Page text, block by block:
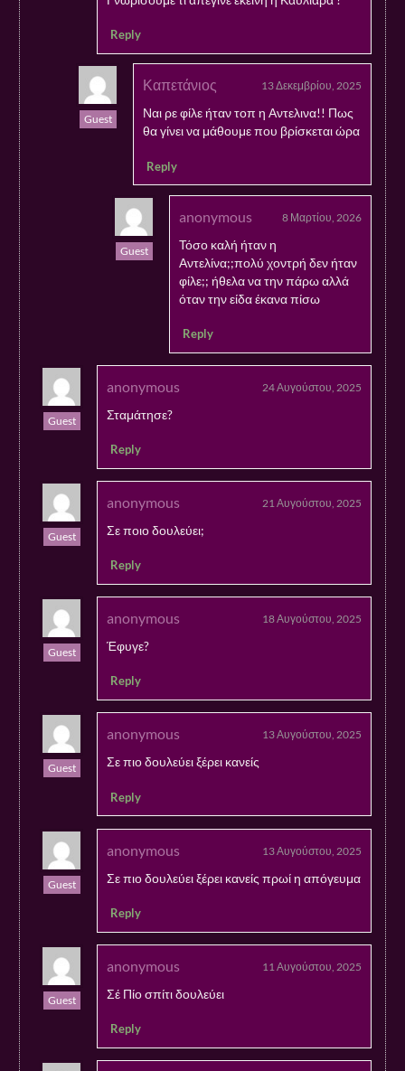
Reply
Guest
Καπετάνιος 13 Δεκεμβρίου, 2025
Ναι ρε φίλε ήταν τοπ η Αντελινα!! Πως
θα γίνει να μάθουμε που βρίσκεται ώρα
Reply
Guest
anonymous 8 Μαρτίου, 2026
Τόσο καλή ήταν η
Αντελίνα;;πολύ χοντρή δεν ήταν
φίλε;; ήθελα να την πάρω αλλά
όταν την είδα έκανα πίσω
Reply
Guest
anonymous 24 Αυγούστου, 2025
Σταμάτησε?
Reply
Guest
anonymous 21 Αυγούστου, 2025
Σε ποιο δουλεύει;
Reply
Guest
anonymous 18 Αυγούστου, 2025
Έφυγε?
Reply
Guest
anonymous 13 Αυγούστου, 2025
Σε πιο δουλεύει ξέρει κανείς
Reply
Guest
anonymous 13 Αυγούστου, 2025
Σε πιο δουλεύει ξέρει κανείς πρωί η απόγευμα
Reply
Guest
anonymous 11 Αυγούστου, 2025
Σέ Πίο σπίτι δουλεύει
Reply